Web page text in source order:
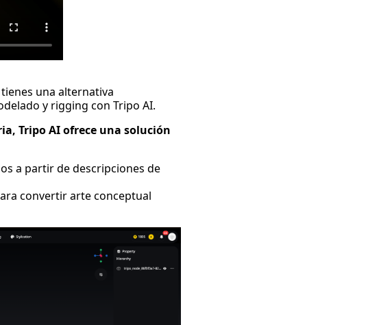
una alternativa
y rigging con Tripo AI.
Tripo AI ofrece una solución
a partir de descripciones de
convertir arte conceptual